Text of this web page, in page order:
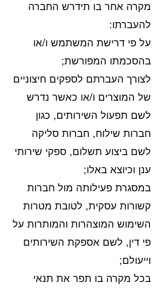
מקרה אחר בו תידרש החברה
להעברתו:
על פי דרישת המשתמש ו/או
בהסכמתו המפורשת;
לצורך העברתם לספקים חיצוניים
של המוצרים ו/או כאשר נדרש
לשם תפעול השירותים, כגון
חברות שילוח, חברות סליקה
לשם ביצוע תשלום, ספקי שירותי
ענן וכיוצא באלו;
במסגרת פעילותה מול חברות
קשורות עסקית, לטובת מטרות
השימוש המוצהרות והמותרות על
פי דין, לשם אספקת השירותים
וייעולם;
בכל מקרה בו תפר את תנאי